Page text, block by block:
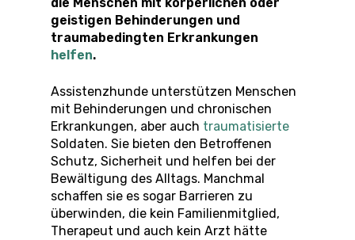
geistigen Behinderungen und
traumabedingten Erkrankungen
helfen.
Assistenzhunde unterstützen Menschen
mit Behinderungen und chronischen
Erkrankungen, aber auch traumatisierte
Soldaten. Sie bieten den Betroffenen
Schutz, Sicherheit und helfen bei der
Bewältigung des Alltags. Manchmal
schaffen sie es sogar Barrieren zu
überwinden, die kein Familienmitglied,
Therapeut und auch kein Arzt hätte